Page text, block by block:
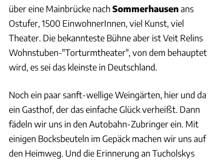
über eine Mainbrücke nach Sommerhausenans
Ostufer, 1500 EinwohnerInnen, viel Kunst, viel
Theater. Die bekannteste Bühne aber ist Veit Relins
Wohnstuben-"Torturmtheater", von dem behauptet
wird, es sei das kleinste in Deutschland.
Noch ein paar sanft-wellige Weingärten, hier und da
ein Gasthof, der das einfache Glück verheißt. Dann
fädeln wir uns in den Autobahn-Zubringer ein. Mit
einigen Bocksbeuteln im Gepäck machen wir uns auf
den Heimweg. Und die Erinnerung an Tucholskys